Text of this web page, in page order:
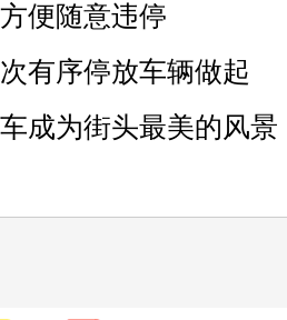
便随意违停
有序停放车辆做起
成为街头最美的风景